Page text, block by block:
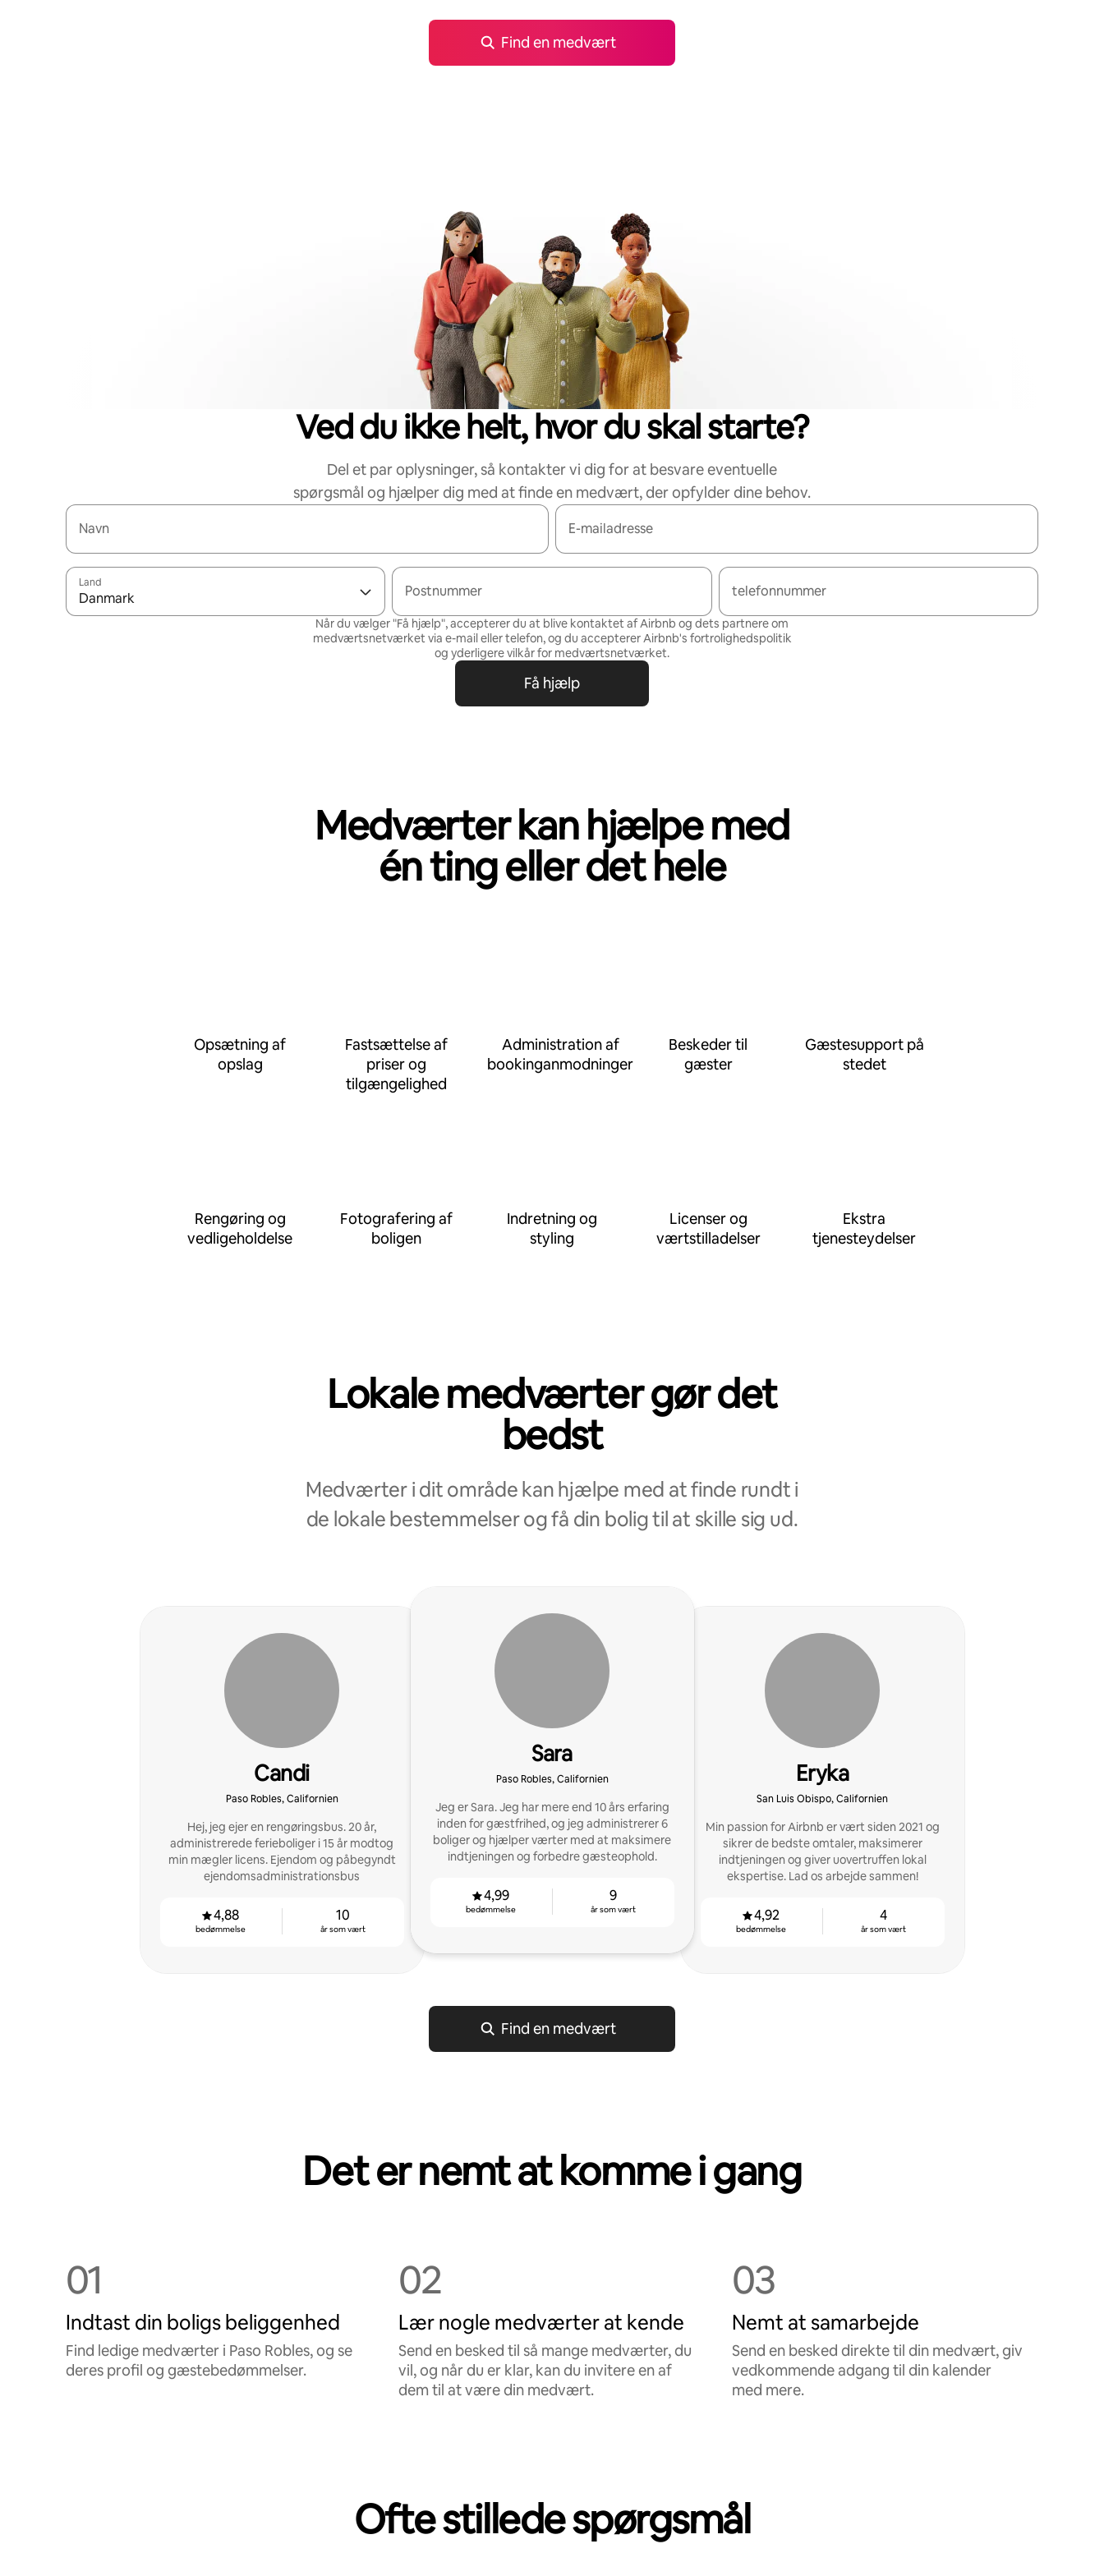
Find en medvært
Ved du ikke helt, hvor du skal starte?
Del et par oplysninger, så kontakter vi dig for at besvare eventuelle
spørgsmål og hjælper dig med at finde en medvært, der opfylder dine behov.
Navn E-mailadresse
Land
Danmark Postnummer telefonnummer
Når du vælger "Få hjælp", accepterer du at blive kontaktet af Airbnb og dets partnere om
medværtsnetværket via e-mail eller telefon, og du accepterer Airbnb's fortrolighedspolitik
og yderligere vilkår for medværtsnetværket.
Få hjælp
Medværter kan hjælpe med
én ting eller det hele
Opsætning af
opslag
Fastsættelse af
priser og
tilgængelighed
Administration af
bookinganmodninger
Beskeder til
gæster
Gæstesupport på
stedet
Rengøring og
vedligeholdelse
Fotografering af
boligen
Indretning og
styling
Licenser og
værtstilladelser
Ekstra
tjenesteydelser
Lokale medværter gør det
bedst
Medværter i dit område kan hjælpe med at finde rundt i
de lokale bestemmelser og få din bolig til at skille sig ud.
Candi
Paso Robles, Californien
Hej, jeg ejer en rengøringsbus. 20 år,
administrerede ferieboliger i 15 år modtog
min mægler licens. Ejendom og påbegyndt
ejendomsadministrationsbus
4,88
bedømmelse
10
år som vært
Sara
Paso Robles, Californien
Jeg er Sara. Jeg har mere end 10 års erfaring
inden for gæstfrihed, og jeg administrerer 6
boliger og hjælper værter med at maksimere
indtjeningen og forbedre gæsteophold.
4,99
bedømmelse
9
år som vært
Eryka
San Luis Obispo, Californien
Min passion for Airbnb er vært siden 2021 og
sikrer de bedste omtaler, maksimerer
indtjeningen og giver uovertruffen lokal
ekspertise. Lad os arbejde sammen!
4,92
bedømmelse
4
år som vært
Find en medvært
Det er nemt at komme i gang
01
Indtast din boligs beliggenhed
Find ledige medværter i Paso Robles, og se
deres profil og gæstebedømmelser.
02
Lær nogle medværter at kende
Send en besked til så mange medværter, du
vil, og når du er klar, kan du invitere en af
dem til at være din medvært.
03
Nemt at samarbejde
Send en besked direkte til din medvært, giv
vedkommende adgang til din kalender
med mere.
Ofte stillede spørgsmål